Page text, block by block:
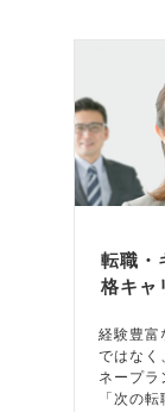
転職・
格キャ
経験豊富
ではなく
ネープラ
「次の